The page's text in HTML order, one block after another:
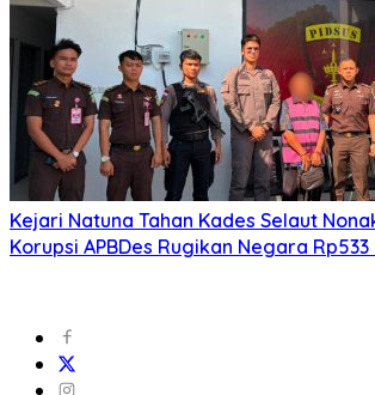
Kejari Natuna Tahan Kades Selaut
Korupsi APBDes Rugikan Negara Rp533